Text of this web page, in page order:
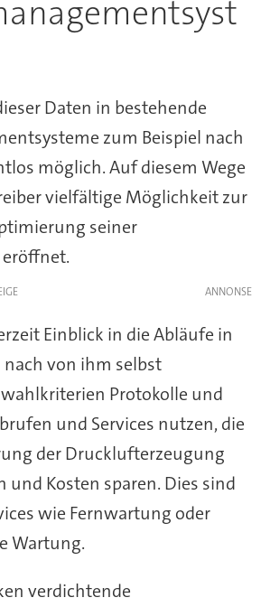
Daten in bestehende
zum Beispiel nach
möglich. Auf diesem Wege
vielfältige Möglichkeit zur
seiner
Einblick in die Abläufe in
von ihm selbst
Protokolle und
und Services nutzen, die
der Drucklufterzeugung
Kosten sparen. Dies sind
wie Fernwartung oder
Wartung.
verdichtende